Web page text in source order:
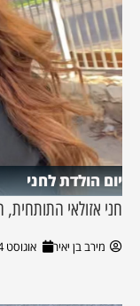
יום הולדת לחני
חני אזולאי
מירב בן יאיר אוגוסט 4, 2026